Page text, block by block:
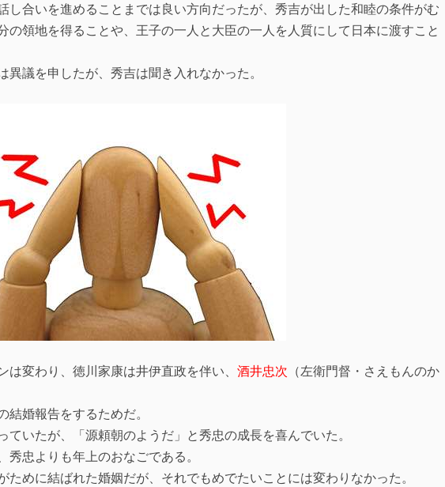
し合いを進めることまでは良い方向だったが、秀吉が出した和睦の条件がむ
の領地を得ることや、王子の一人と大臣の一人を人質にして日本に渡すこと
議を申したが、秀吉は聞き入れなかった。
変わり、徳川家康は井伊直政を伴い、 酒井忠次 （左衛門督・さえもんのか
婚報告をするためだ。
ていたが、「源頼朝のようだ」と秀忠の成長を喜んでいた。
秀忠よりも年上のおなごである。
ために結ばれた婚姻だが、それでもめでたいことには変わりなかった。